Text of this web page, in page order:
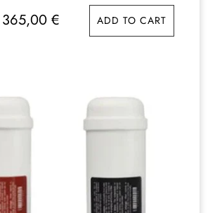
Il
389,00 €.
365,00 €Il
prezzo
365,00 €.
ADD TO CART